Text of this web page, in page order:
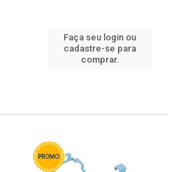
Faça seu login ou
cadastre-se para
comprar.